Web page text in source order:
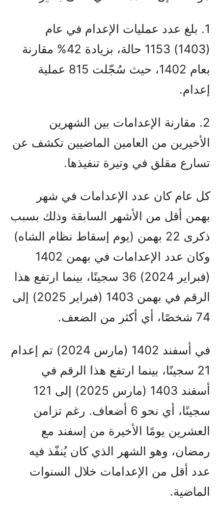
1. بلغ عدد عمليات الإعدام في عام
(1403) 1153 حالة، بزيادة 42% مقارنة
بعام 1402، حيث سُجّلت 815 عملية
إعدام.
2. مقارنة الإعدامات بين الشهرين
الأخيرين من العامين الماضيين تكشف عن
تسارع مقلق في وتيرة تنفيذها.
كل عام كان عدد الإعدامات في شهر
بهمن أقل من الأشهر السابقة وذلك بسبب
ذكرى 22 بهمن (يوم إسقاط نظام الشاه)
وكان عدد الإعدامات في بهمن 1402
(فبراير 2024) 36 سجينًا، بينما ارتفع هذا
الرقم في بهمن 1403 (فبراير 2025) إلى
74 شخصًا، أي أكثر من الضعف.
في أسفند 1402 (مارس 2024) تم إعدام
21 سجينًا، بينما ارتفع هذا الرقم في
أسفند 1403 (مارس 2025) إلى 121
سجينًا، أي نحو 6 أضعاف. رغم تزامن
العشرين يومًا الأخيرة من إسفند مع
رمضان، وهو الشهر الذي كان يُنفّذ فيه
عدد أقل من الإعدامات خلال السنوات
الماضية.